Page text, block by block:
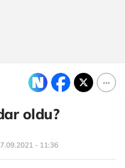
oldu?
- 11:36